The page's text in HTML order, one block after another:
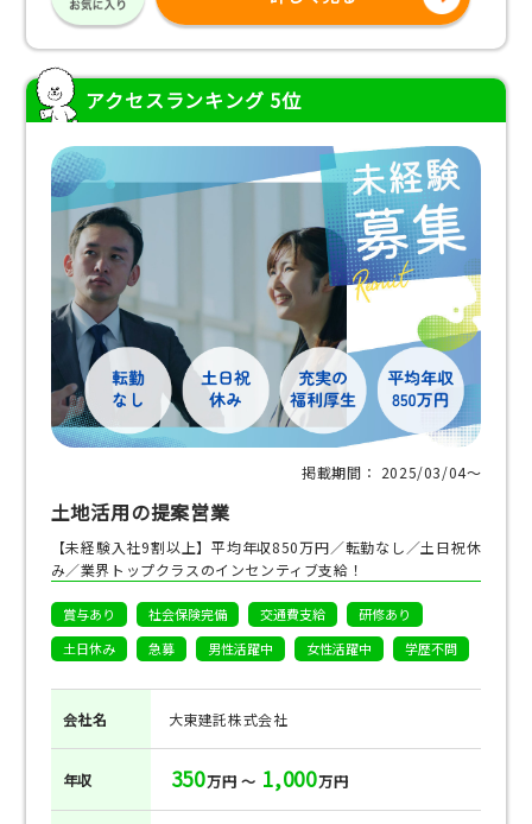
アクセスランキング 5位
掲載期間： 2025/03/04〜
土地活用の提案営業
【未経験入社9割以上】平均年収850万円／転勤なし／土日祝休
み／業界トップクラスのインセンティブ支給！
賞与あり 社会保険完備 交通費支給
研修あり
土日休み
急募 男性活躍中 女性活躍中 学歴不問
会社名 大東建託株式会社
年収 350万円 ～ 1,000万円